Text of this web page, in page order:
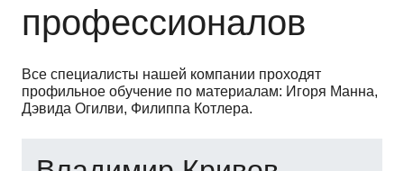
профессионалов
Все специалисты нашей компании проходят
профильное обучение по материалам: Игоря Манна,
Дэвида Огилви, Филиппа Котлера.